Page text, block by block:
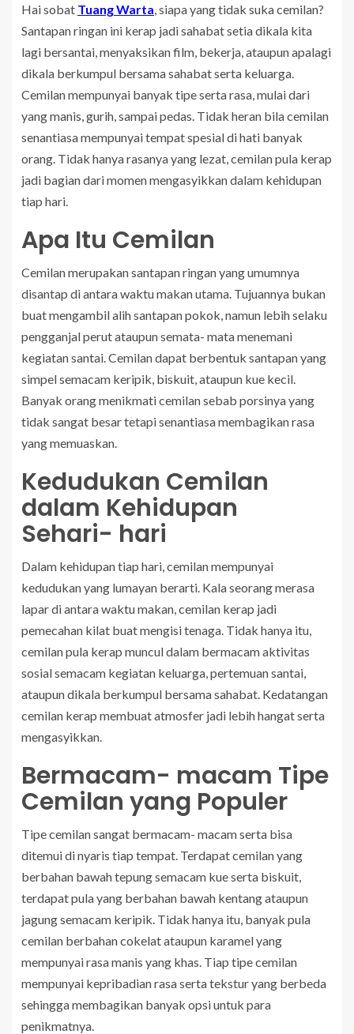
Hai sobat Tuang Warta , siapa yang tidak suka cemilan?
Santapan ringan ini kerap jadi sahabat setia dikala kita
lagi bersantai, menyaksikan film, bekerja, ataupun apalagi
dikala berkumpul bersama sahabat serta keluarga.
Cemilan mempunyai banyak tipe serta rasa, mulai dari
yang manis, gurih, sampai pedas. Tidak heran bila cemilan
senantiasa mempunyai tempat spesial di hati banyak
orang. Tidak hanya rasanya yang lezat, cemilan pula kerap
jadi bagian dari momen mengasyikkan dalam kehidupan
tiap hari.
Apa Itu Cemilan
Cemilan merupakan santapan ringan yang umumnya
disantap di antara waktu makan utama. Tujuannya bukan
buat mengambil alih santapan pokok, namun lebih selaku
pengganjal perut ataupun semata- mata menemani
kegiatan santai. Cemilan dapat berbentuk santapan yang
simpel semacam keripik, biskuit, ataupun kue kecil.
Banyak orang menikmati cemilan sebab porsinya yang
tidak sangat besar tetapi senantiasa membagikan rasa
yang memuaskan.
Kedudukan Cemilan
dalam Kehidupan
Sehari- hari
Dalam kehidupan tiap hari, cemilan mempunyai
kedudukan yang lumayan berarti. Kala seorang merasa
lapar di antara waktu makan, cemilan kerap jadi
pemecahan kilat buat mengisi tenaga. Tidak hanya itu,
cemilan pula kerap muncul dalam bermacam aktivitas
sosial semacam kegiatan keluarga, pertemuan santai,
ataupun dikala berkumpul bersama sahabat. Kedatangan
cemilan kerap membuat atmosfer jadi lebih hangat serta
mengasyikkan.
Bermacam- macam Tipe
Cemilan yang Populer
Tipe cemilan sangat bermacam- macam serta bisa
ditemui di nyaris tiap tempat. Terdapat cemilan yang
berbahan bawah tepung semacam kue serta biskuit,
terdapat pula yang berbahan bawah kentang ataupun
jagung semacam keripik. Tidak hanya itu, banyak pula
cemilan berbahan cokelat ataupun karamel yang
mempunyai rasa manis yang khas. Tiap tipe cemilan
mempunyai kepribadian rasa serta tekstur yang berbeda
sehingga membagikan banyak opsi untuk para
penikmatnya.